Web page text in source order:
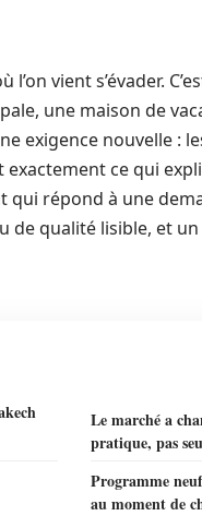
vient s’évader.
une maison de
exigence nouvelle :
exactement ce qui
qui répond à une
de qualité lisible, et
Le marché a
pratique, pas
Programme
au moment de